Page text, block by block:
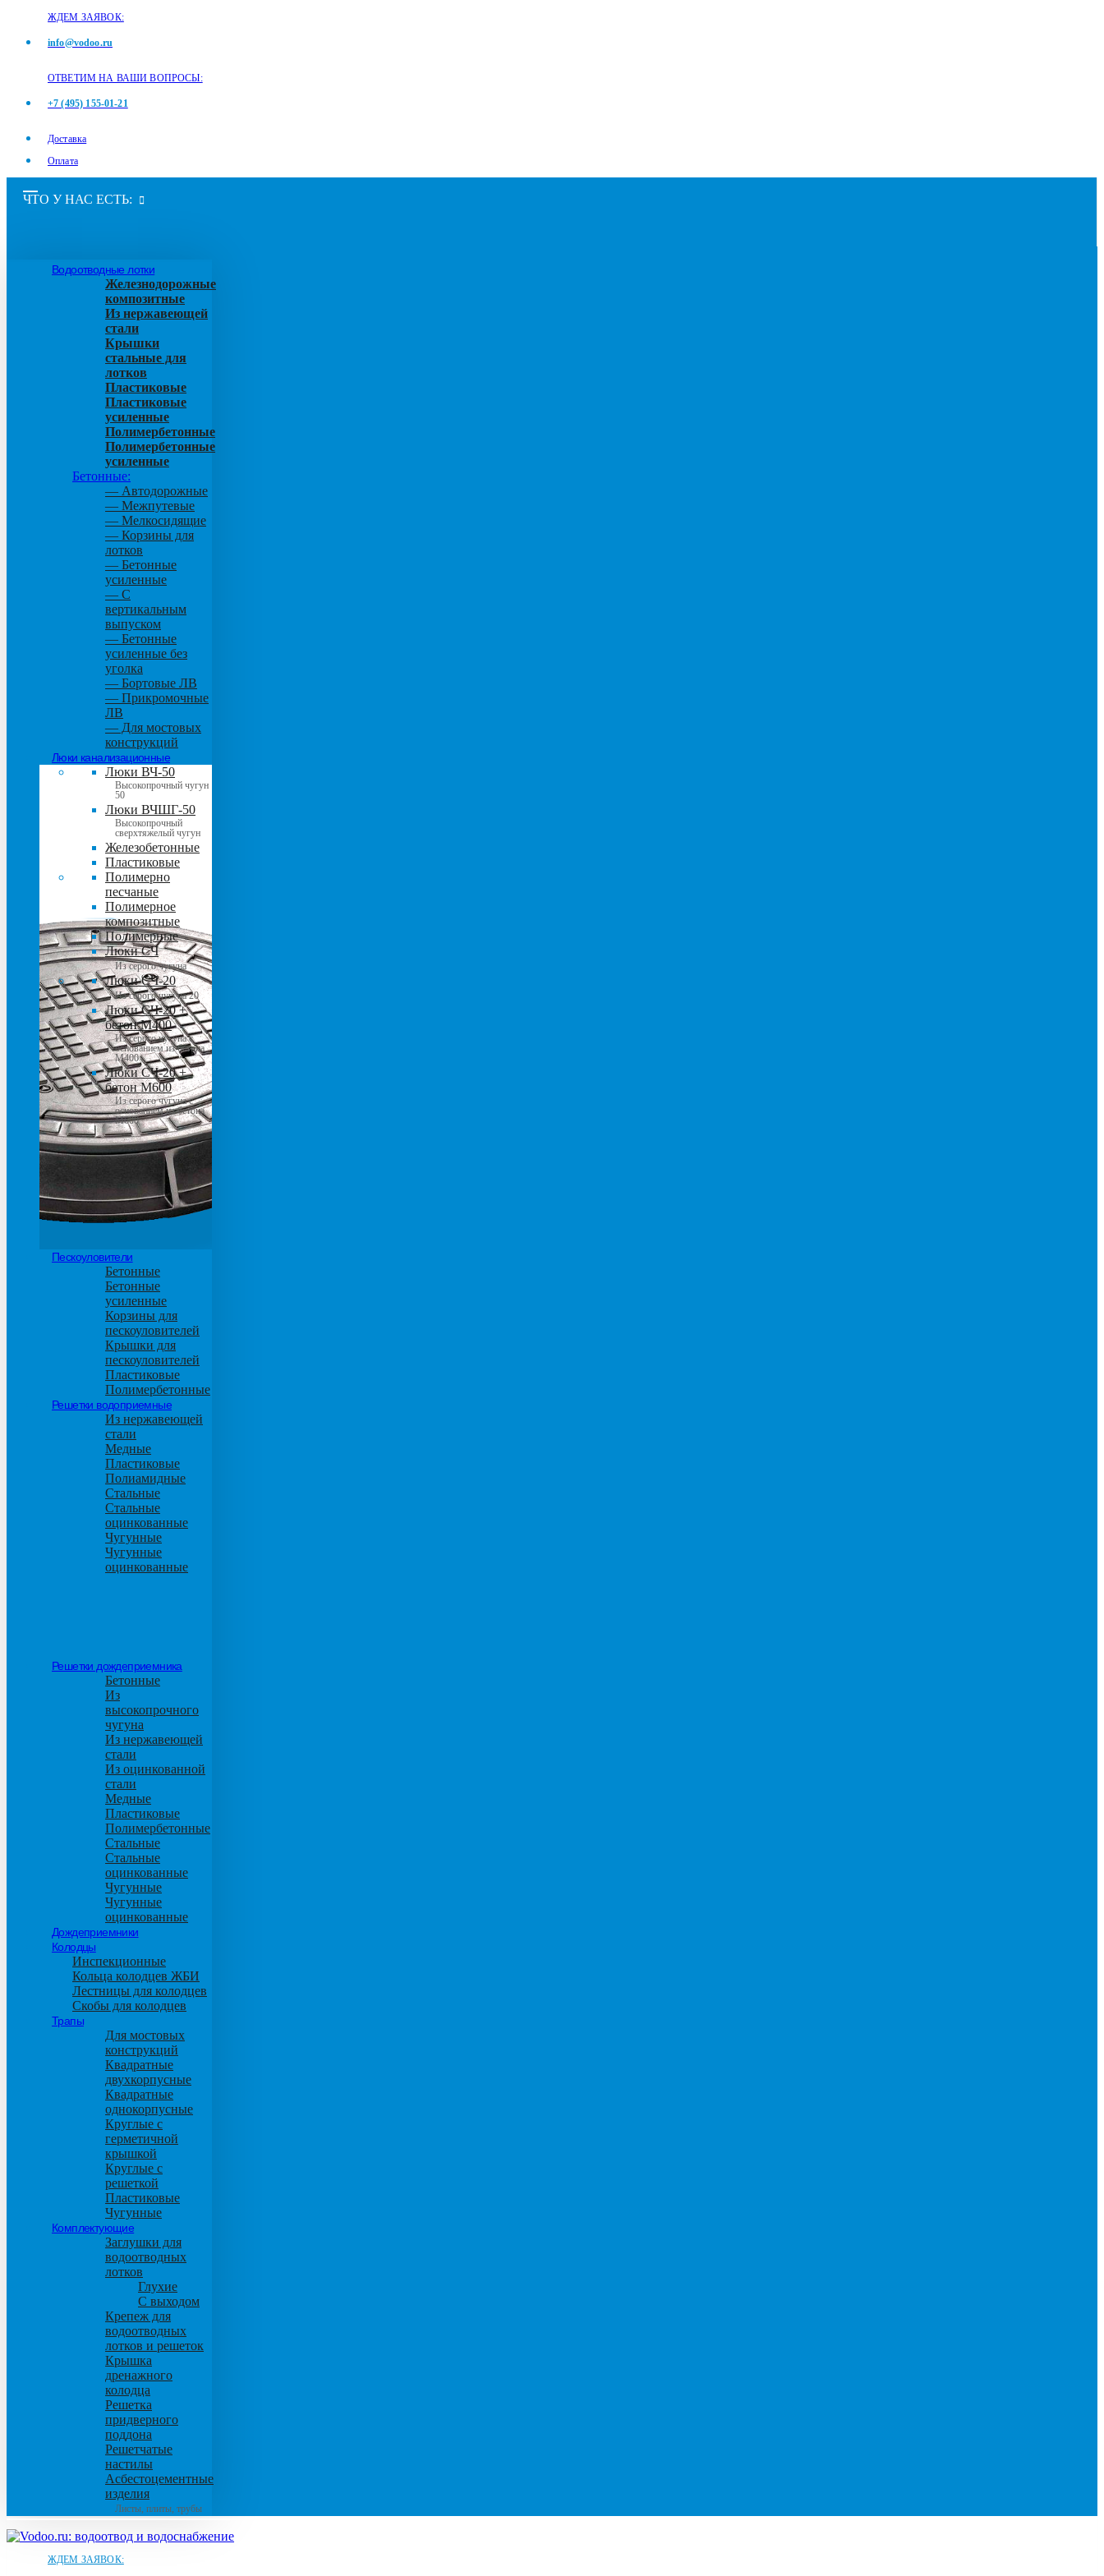
ЖДЕМ ЗАЯВОК:
info@vodoo.ru
ОТВЕТИМ НА ВАШИ ВОПРОСЫ:
+7 (495) 155-01-21
Доставка
Оплата
ЧТО У НАС ЕСТЬ:
Водоотводные лотки
Железнодорожные
композитные
Из нержавеющей
стали
Крышки
стальные для
лотков
Пластиковые
Пластиковые
усиленные
Полимербетонные
Полимербетонные
усиленные
Бетонные:
— Автодорожные
— Межпутевые
— Мелкосидящие
— Корзины для
лотков
— Бетонные
усиленные
— С
вертикальным
выпуском
— Бетонные
усиленные без
уголка
— Бортовые ЛВ
— Прикромочные
ЛВ
— Для мостовых
конструкций
Люки канализационные
Люки ВЧ-50
Высокопрочный чугун
50
Люки ВЧШГ-50
Высокопрочный
сверхтяжелый чугун
Железобетонные
Пластиковые
Полимерно
песчаные
Полимерное
композитные
Полимерные
Люки СЧ
Из серого чугуна
Люки СЧ-20
Из серого чугуна 20
Люки СЧ-20 +
бетон М400
Из серого чугуна с
основанием из бетона
М400
Люки СЧ-20 +
бетон М600
Из серого чугуна с
основанием из бетона
М600
Пескоуловители
Бетонные
Бетонные
усиленные
Корзины для
пескоуловителей
Крышки для
пескоуловителей
Пластиковые
Полимербетонные
Решетки водоприемные
Из нержавеющей
стали
Медные
Пластиковые
Полиамидные
Стальные
Стальные
оцинкованные
Чугунные
Чугунные
оцинкованные
Решетки дождеприемника
Бетонные
Из
высокопрочного
чугуна
Из нержавеющей
стали
Из оцинкованной
стали
Медные
Пластиковые
Полимербетонные
Стальные
Стальные
оцинкованные
Чугунные
Чугунные
оцинкованные
Дождеприемники
Колодцы
Инспекционные
Кольца колодцев ЖБИ
Лестницы для колодцев
Скобы для колодцев
Трапы
Для мостовых
конструкций
Квадратные
двухкорпусные
Квадратные
однокорпусные
Круглые с
герметичной
крышкой
Круглые с
решеткой
Пластиковые
Чугунные
Комплектующие
Заглушки для
водоотводных
лотков
Глухие
С выходом
Крепеж для
водоотводных
лотков и решеток
Крышка
дренажного
колодца
Решетка
придверного
поддона
Решетчатые
настилы
Асбестоцементные
изделия
Листы, плиты, трубы
ЖДЕМ ЗАЯВОК: